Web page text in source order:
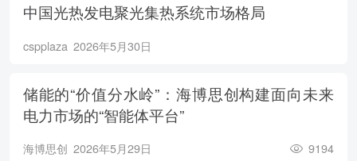
中国光热发电聚光集热系统市场格局
cspplaza 2026年5月30日
储能的“价值分水岭”：海博思创构建面向未来
电力市场的“智能体平台”
海博思创 2026年5月29日 9194